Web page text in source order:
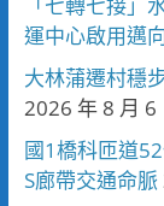
運中心啟用邁
大林蒲遷村穩
2026 年 8 月 6
國1橋科匝道
S廊帶交通命脈